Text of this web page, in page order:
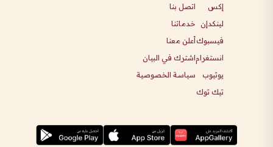
إكس
لينكدإن
فيسبوك
انستغرام
يوتيوب
تيك توك
اتصل بنا
خدماتنا
أعلن معنا
اشترك في البيان
سياسة الخصوصية